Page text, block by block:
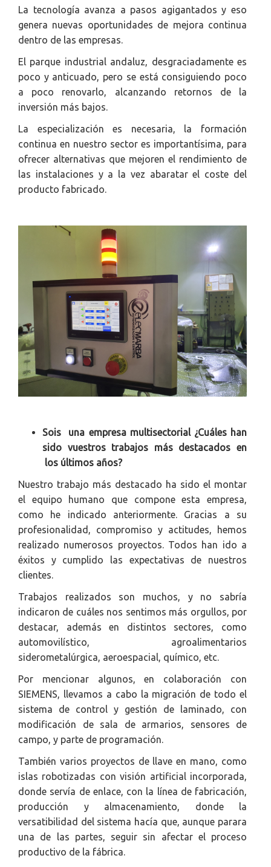
La tecnología avanza a pasos agigantados y eso
genera nuevas oportunidades de mejora continua
dentro de las empresas.
El parque industrial andaluz, desgraciadamente es
poco y anticuado, pero se está consiguiendo poco
a poco renovarlo, alcanzando retornos de la
inversión más bajos.
La especialización es necesaria, la formación
continua en nuestro sector es importantísima, para
ofrecer alternativas que mejoren el rendimiento de
las instalaciones y a la vez abaratar el coste del
producto fabricado.
Sois una empresa multisectorial ¿Cuáles han
sido vuestros trabajos más destacados en
los últimos años?
Nuestro trabajo más destacado ha sido el montar
el equipo humano que compone esta empresa,
como he indicado anteriormente. Gracias a su
profesionalidad, compromiso y actitudes, hemos
realizado numerosos proyectos. Todos han ido a
éxitos y cumplido las expectativas de nuestros
clientes.
Trabajos realizados son muchos, y no sabría
indicaron de cuáles nos sentimos más orgullos, por
destacar, además en distintos sectores, como
automovilístico, agroalimentarios
siderometalúrgica, aeroespacial, químico, etc.
Por mencionar algunos, en colaboración con
SIEMENS, llevamos a cabo la migración de todo el
sistema de control y gestión de laminado, con
modificación de sala de armarios, sensores de
campo, y parte de programación.
También varios proyectos de llave en mano, como
islas robotizadas con visión artificial incorporada,
donde servía de enlace, con la línea de fabricación,
producción y almacenamiento, donde la
versatibilidad del sistema hacía que, aunque parara
una de las partes, seguir sin afectar el proceso
productivo de la fábrica.